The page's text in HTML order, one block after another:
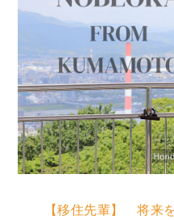
【移住先輩】 将来